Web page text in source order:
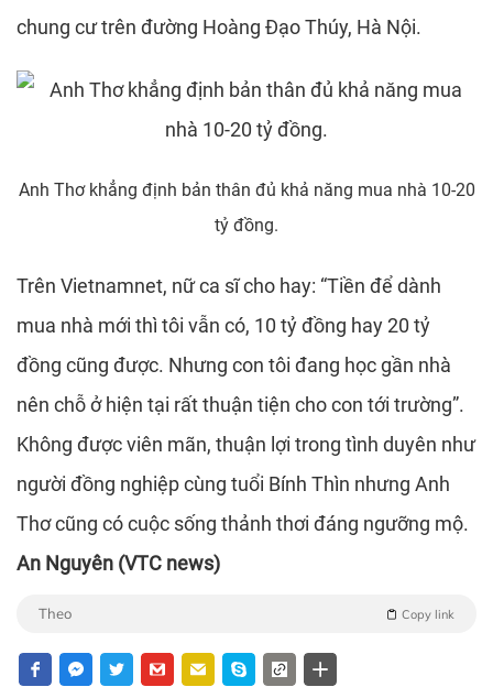
chung cư trên đường Hoàng Đạo Thúy, Hà Nội.
Anh Thơ khẳng định bản thân đủ khả năng mua nhà 10-20
tỷ đồng.
Trên Vietnamnet, nữ ca sĩ cho hay: “Tiền để dành
mua nhà mới thì tôi vẫn có, 10 tỷ đồng hay 20 tỷ
đồng cũng được. Nhưng con tôi đang học gần nhà
nên chỗ ở hiện tại rất thuận tiện cho con tới trường”.
Không được viên mãn, thuận lợi trong tình duyên như
người đồng nghiệp cùng tuổi Bính Thìn nhưng Anh
Thơ cũng có cuộc sống thảnh thơi đáng ngưỡng mộ.
An Nguyên (VTC news)
Theo Copy link